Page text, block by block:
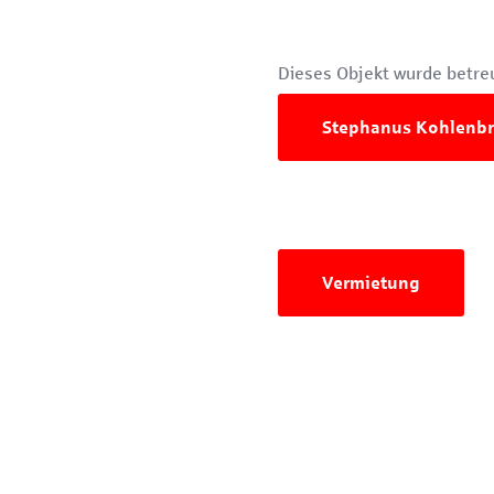
Dieses Objekt wurde
Stephanus
Vermietung